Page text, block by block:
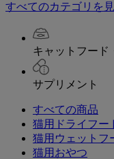
すべてのカテゴリを
キャットフード
サプリメント
すべての商品
猫用ドライフー
猫用ウェットフ
猫用おやつ